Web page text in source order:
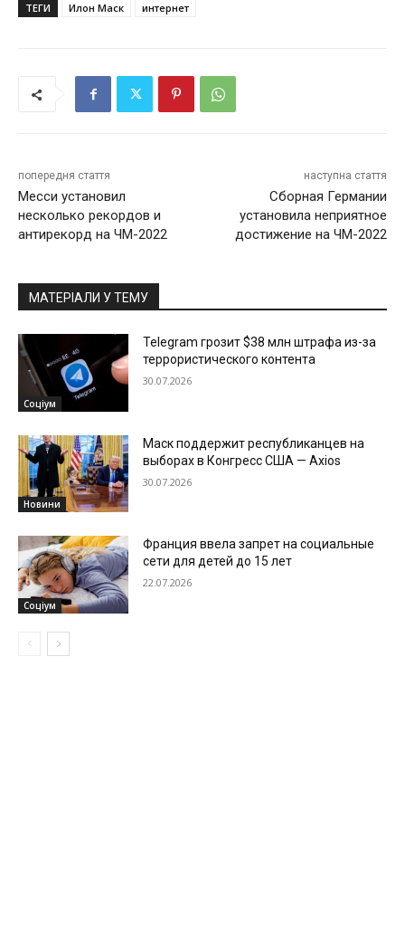
ТЕГИ Илон Маск интернет
попередня стаття
Месси установил
несколько рекордов и
антирекорд на ЧМ-2022
наступна стаття
Сборная Германии
установила неприятное
достижение на ЧМ-2022
МАТЕРІАЛИ У ТЕМУ
Соціум
Telegram грозит $38 млн штрафа из-за
террористического контента
30.07.2026
Новини
Маск поддержит республиканцев на
выборах в Конгресс США — Axios
30.07.2026
Соціум
Франция ввела запрет на социальные
сети для детей до 15 лет
22.07.2026